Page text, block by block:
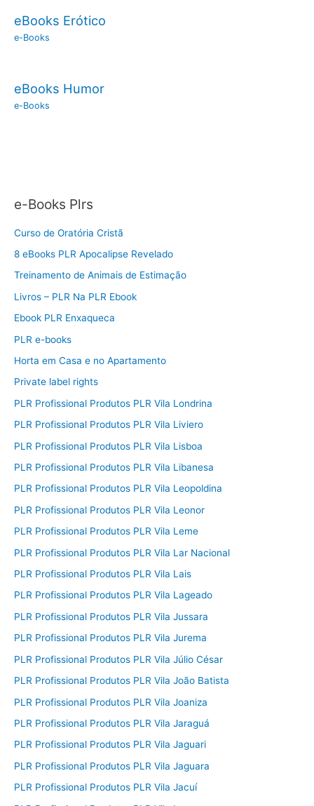
eBooks Erótico
e-Books
eBooks Humor
e-Books
e-Books Plrs
Curso de Oratória Cristã
8 eBooks PLR Apocalipse Revelado
Treinamento de Animais de Estimação
Livros – PLR Na PLR Ebook
Ebook PLR Enxaqueca
PLR e-books
Horta em Casa e no Apartamento
Private label rights
PLR Profissional Produtos PLR Vila Londrina
PLR Profissional Produtos PLR Vila Liviero
PLR Profissional Produtos PLR Vila Lisboa
PLR Profissional Produtos PLR Vila Libanesa
PLR Profissional Produtos PLR Vila Leopoldina
PLR Profissional Produtos PLR Vila Leonor
PLR Profissional Produtos PLR Vila Leme
PLR Profissional Produtos PLR Vila Lar Nacional
PLR Profissional Produtos PLR Vila Lais
PLR Profissional Produtos PLR Vila Lageado
PLR Profissional Produtos PLR Vila Jussara
PLR Profissional Produtos PLR Vila Jurema
PLR Profissional Produtos PLR Vila Júlio César
PLR Profissional Produtos PLR Vila João Batista
PLR Profissional Produtos PLR Vila Joaniza
PLR Profissional Produtos PLR Vila Jaraguá
PLR Profissional Produtos PLR Vila Jaguari
PLR Profissional Produtos PLR Vila Jaguara
PLR Profissional Produtos PLR Vila Jacuí